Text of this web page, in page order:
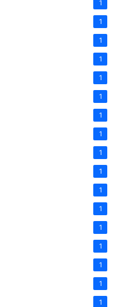
1
1
1
1
1
1
1
1
1
1
1
1
1
1
1
1
1